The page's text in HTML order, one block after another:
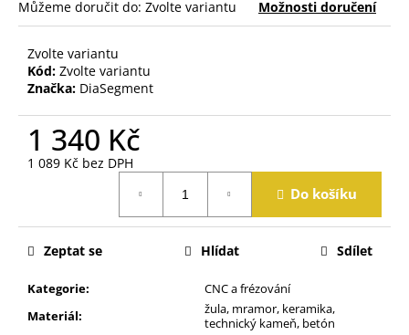
Můžeme doručit do: Zvolte variantu Možnosti doručení
Zvolte variantu
Kód: Zvolte variantu
Značka: DiaSegment
1 340 Kč
1 089 Kč bez DPH
Do košíku
Kategorie:
CNC a frézování
Materiál:
žula, mramor, keramika,
technický kameň, betón
Zeptat se Hlídat Sdílet
j
e
m
e